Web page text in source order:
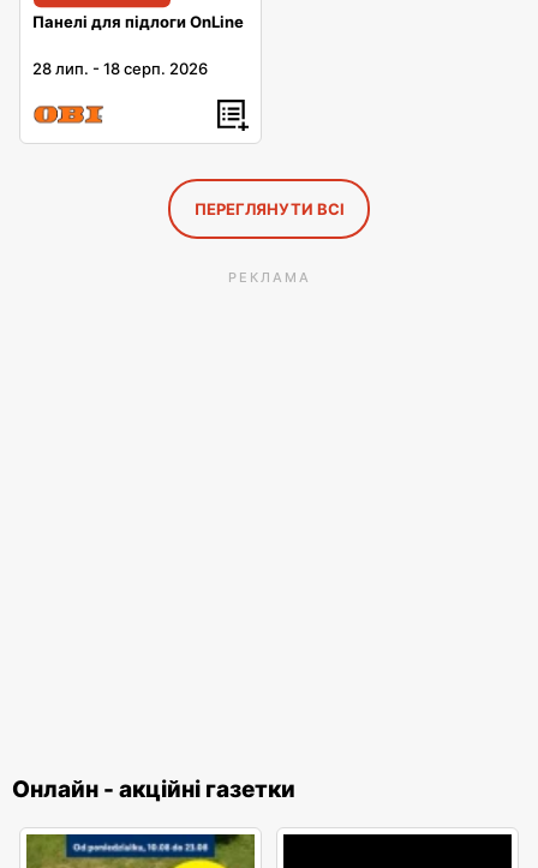
Панелі для підлоги OnLine
28 лип. -18 серп. 2026
ПЕРЕГЛЯНУТИ ВСІ
РЕКЛАМА
Онлайн - акційні газетки